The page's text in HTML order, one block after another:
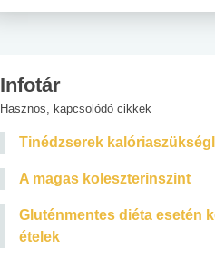
Infotár
Hasznos, kapcsolódó cikkek
Tinédzserek
A magas koleszterinszint
Gluténmentes diéta esetén
ételek